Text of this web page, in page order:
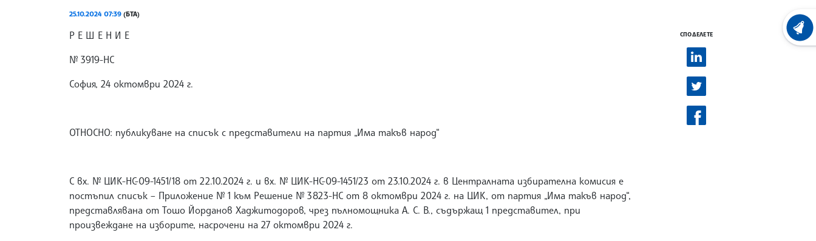
25.10.2024 07:39 (БТА)
Р Е Ш Е Н И Е
№ 3919-НС
София, 24 октомври 2024 г.
ОТНОСНО: публикуване на списък с представители на партия „Има такъв народ“
С вх. № ЦИК-НС-09-1451/18 от 22.10.2024 г. и вх. № ЦИК-НС-09-1451/23 от 23.10.2024 г. в Централната избирателна комисия е
постъпил списък – Приложение № 1 към Решение № 3823-НС от 8 октомври 2024 г. на ЦИК, от партия „Има такъв народ“,
представлявана от Тошо Йорданов Хаджитодоров, чрез пълномощника А. С. В., съдържащ 1 представител, при
произвеждане на изборите, насрочени на 27 октомври 2024 г.
СПОДЕЛЕТЕ